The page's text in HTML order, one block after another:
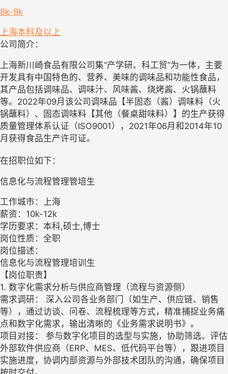
8k-9k
上海本科及以上
公司简介：
上海新川崎食品有限公司集“产学研、科工贸”为一体，主要
开发具有中国特色的、营养、美味的调味品和功能性食品，
其产品包括调味品、调味汁、风味酱、烧烤酱、火锅蘸料
等。2022年09月该公司调味品【半固态（酱）调味料（火
锅蘸料）、固态调味料【其他（餐桌甜味料）】的生产获得
质量管理体系认证（ISO9001），2021年06月和2014年10
月获得食品生产许可证。
在招职位如下：
信息化与流程管理管培生
工作城市：上海
薪资：10k-12k
学历要求：本科,硕士,博士
岗位性质：全职
岗位描述：
信息化与流程管理培训生
【岗位职责】
1. 数字化需求分析与供应商管理（流程与资源侧）
需求调研： 深入公司各业务部门（如生产、供应链、销售
等），通过访谈、问卷、流程梳理等方式，精准捕捉业务痛
点和数字化需求，输出清晰的《业务需求说明书》。
项目对接： 参与数字化项目的选型与实施，协助筛选、评估
外部软件供应商（ERP、MES、低代码平台等），跟进项目
实施进度，协调内部资源与外部技术团队的沟通，确保项目